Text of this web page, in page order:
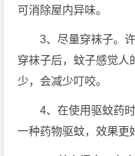
可消除屋内异味。
3、尽量穿袜子。
穿袜子后，蚊子感觉人
少，会减少叮咬。
4、在使用驱蚊药
一种药物驱蚊，效果更